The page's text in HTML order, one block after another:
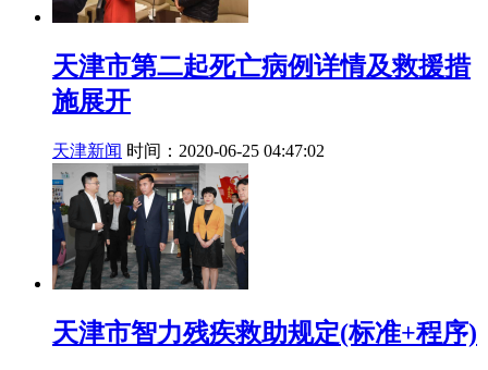
天津市第二起死亡病例详情及救援措
施展开
天津新闻 时间：2020-06-25 04:47:02
天津市智力残疾救助规定(标准+程序)